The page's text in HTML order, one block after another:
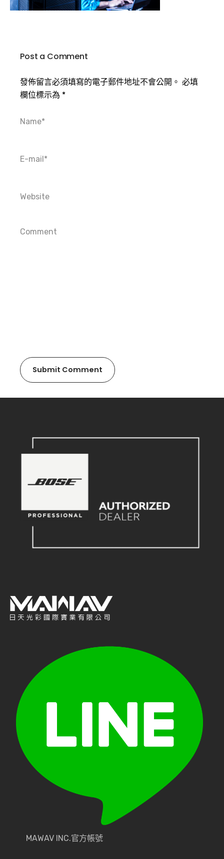
Post a Comment
發佈留言必須填寫的電子郵件地址不會公開。 必填
欄位標示為 *
MAWAV INC.官方帳號